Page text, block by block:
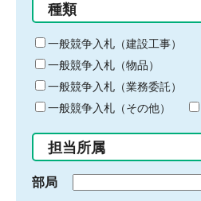
る
キ
ー
ワ
ー
ド
入
力
種類
一般競争入札（建設工事）
一般競争入札（物品）
一般競争入札（業務委託）
一般競争入札（その他）
担当所属
部局